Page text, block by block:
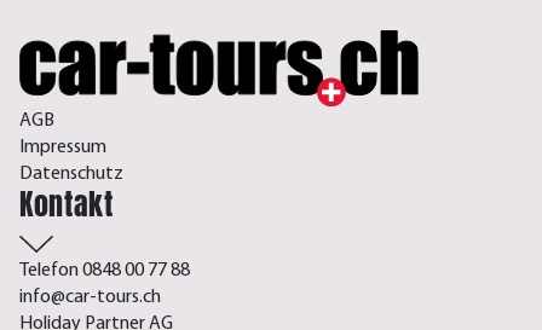
AGB
Impressum
Datenschutz
Kontakt
Telefon 0848 00 77 88
info@car-tours.ch
Holiday Partner AG